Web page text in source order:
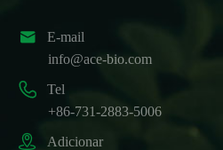

E-mail
info@ace-bio.com

Tel
+86-731-2883-5006

Adicionar